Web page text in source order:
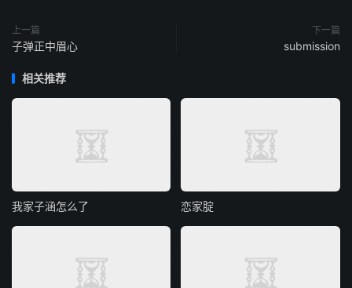
上一篇
子弹正中眉心
下一篇
submission
相关推荐
我家子涵怎么了 恋家腚